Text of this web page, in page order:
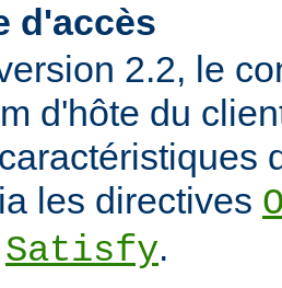
d'accès
2.2, le
d'hôte du
les directives
Satisfy.